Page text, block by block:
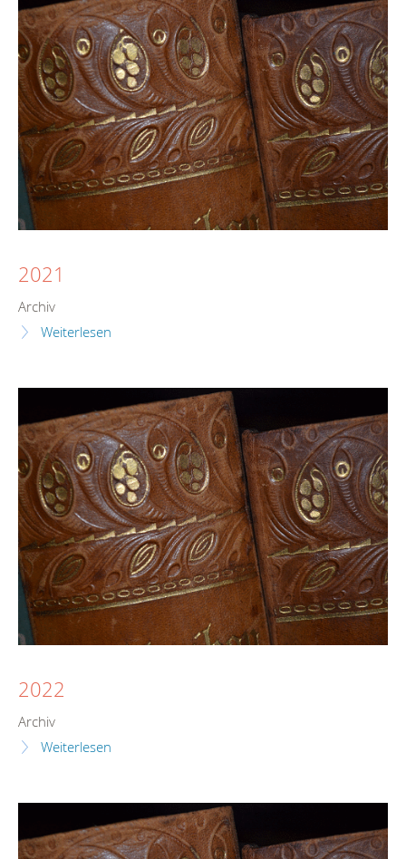
2021
Archiv
Weiterlesen
2022
Archiv
Weiterlesen